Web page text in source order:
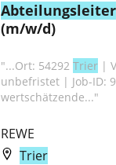
Abteilungsleiter
(m/w/d)
"...Ort: 54292 Trier |
unbefristet | Job-ID:
wertschätzende..."
REWE
Trier